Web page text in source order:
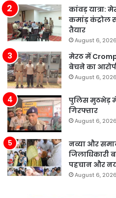
कांवड़ यात्रा:
कमांड़ कंट्रोल
तैयार
August 6, 2026
मेरठ में
बेचने का
August 6, 2026
पुलिस मुठभेड़ में
गिरफ्तार
August 6, 2026
नव्या और
जिलाधिकारी
पहचान और
August 6, 2026